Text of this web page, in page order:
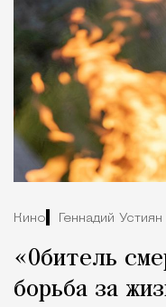
Кино Геннадий Устиян
«Обитель
борьба за